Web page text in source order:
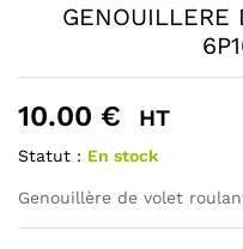
GENOUILLERE
10.00 € HT
Statut : En stock
Genouillère de volet